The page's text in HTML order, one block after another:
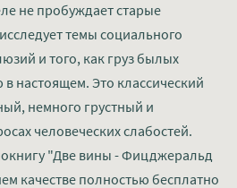
не пробуждает старые
темы социального
и того, как груз былых
настоящем. Это классический
немного грустный и
человеческих слабостей.
"Две вины - Фицджеральд
качестве полностью бесплатно